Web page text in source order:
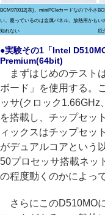
BCM970012(表)。miniPCIeカードなので小さ
い。覆っているのは金属パネル。放熱用かも
知れない
い
厄
●実験その1「Intel
Premium(64bit)
まずはじめのテスト
ボード」を使用する。
ッサ(クロック
を搭載し、チップセッ
ィックスはチップセッ
がデュアルコアという
50プロセッサ搭載ネッ
の程度動くのかによっ
さらにこのD510MO